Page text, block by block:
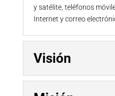
y satélite, teléfonos
Internet y correo
Visión